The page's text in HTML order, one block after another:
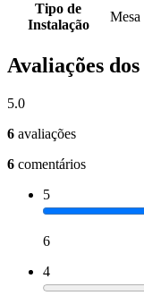
Tipo de
Instalação
Mesa
Avaliações
5.0
6 avaliações
6 comentários
5
6
4